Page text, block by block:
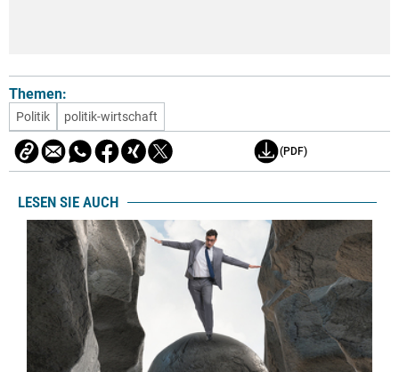
Themen:
Politik politik-wirtschaft
(PDF)
LESEN SIE AUCH